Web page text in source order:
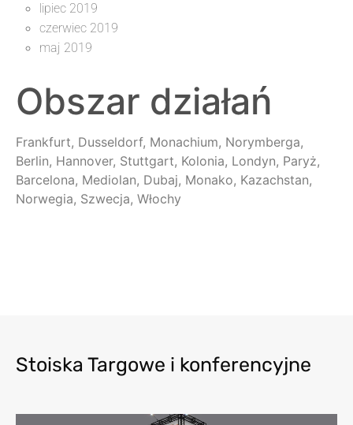
lipiec 2019
czerwiec 2019
maj 2019
Obszar działań
Frankfurt, Dusseldorf, Monachium, Norymberga,
Berlin, Hannover, Stuttgart, Kolonia, Londyn, Paryż,
Barcelona, Mediolan, Dubaj, Monako, Kazachstan,
Norwegia, Szwecja, Włochy
Stoiska Targowe i konferencyjne